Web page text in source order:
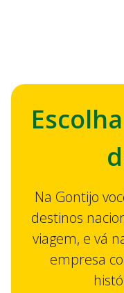
Na Gontijo
destinos
viagem, e vá
empresa